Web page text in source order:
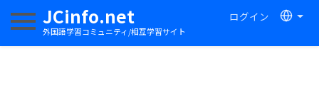
JCinfo.net
外国語学習コミュニティ/相互学習サイト
ログイン
ナビゲーションを切り替える